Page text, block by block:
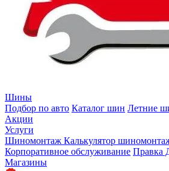
Шины
Подбор по авто Каталог шин Летние
Акции
Услуги
Шиномонтаж Калькулятор
Корпоративное обслуживание Правка
Магазины